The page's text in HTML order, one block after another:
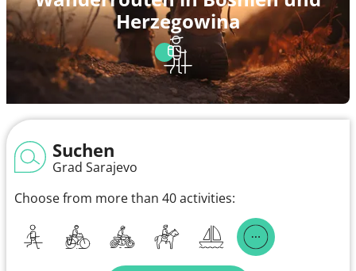
Herzegowina
Suchen
Grad Sarajevo
Choose from more than 40 activities: